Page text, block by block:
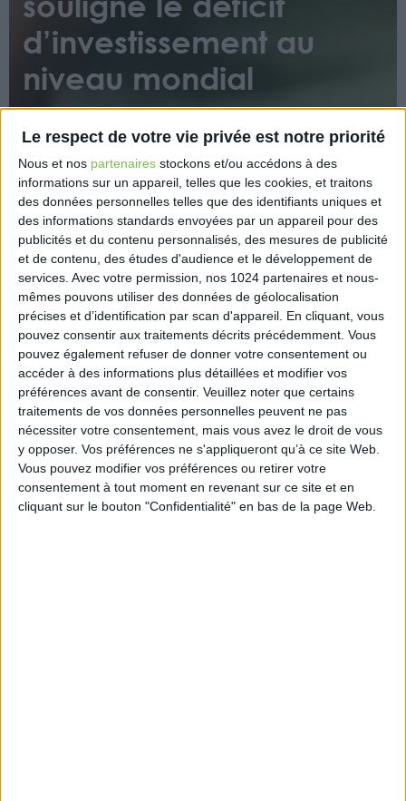
Le respect de votre vie privée est notre priorité
Nous et nos partenaires stockons et/ou accédons à des
informations sur un appareil, telles que les cookies, et traitons
des données personnelles telles que des identifiants uniques et
des informations standards envoyées par un appareil pour des
publicités et du contenu personnalisés, des mesures de publicité
et de contenu, des études d'audience et le développement de
services. Avec votre permission, nos 1024 partenaires et nous-
mêmes pouvons utiliser des données de géolocalisation
précises et d’identification par scan d'appareil. En cliquant, vous
pouvez consentir aux traitements décrits précédemment. Vous
pouvez également refuser de donner votre consentement ou
accéder à des informations plus détaillées et modifier vos
préférences avant de consentir. Veuillez noter que certains
traitements de vos données personnelles peuvent ne pas
nécessiter votre consentement, mais vous avez le droit de vous
y opposer. Vos préférences ne s'appliqueront qu’à ce site Web.
Vous pouvez modifier vos préférences ou retirer votre
consentement à tout moment en revenant sur ce site et en
cliquant sur le bouton "Confidentialité" en bas de la page Web.
d’investissement au
niveau mondial
Dans le monde, la plupart des objectifs en matière
de santé mentale fixé pour 2020 ne sont pas atteints,
observe l’OMS dans son nouvel Atlas de la santé
mentale.
https://www.actusoins.com/354392/un-rapport-de-
loms-souligne-le-deficit-dinvestissement-dans-la-
sante-mentale-au-niveau-mondial.html?
rapport-de-loms-souligne-le-deficit-
dinvestissement-dans-la-sante-mentale-au-
niveau-mondial